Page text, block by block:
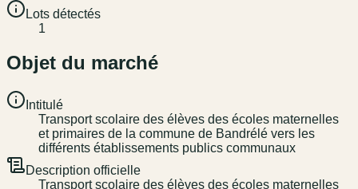
Lots détectés
1
Objet du marché
Intitulé
Transport scolaire des élèves des écoles maternelles
et primaires de la commune de Bandrélé vers les
différents établissements publics communaux
Description officielle
Transport scolaire des élèves des écoles maternelles